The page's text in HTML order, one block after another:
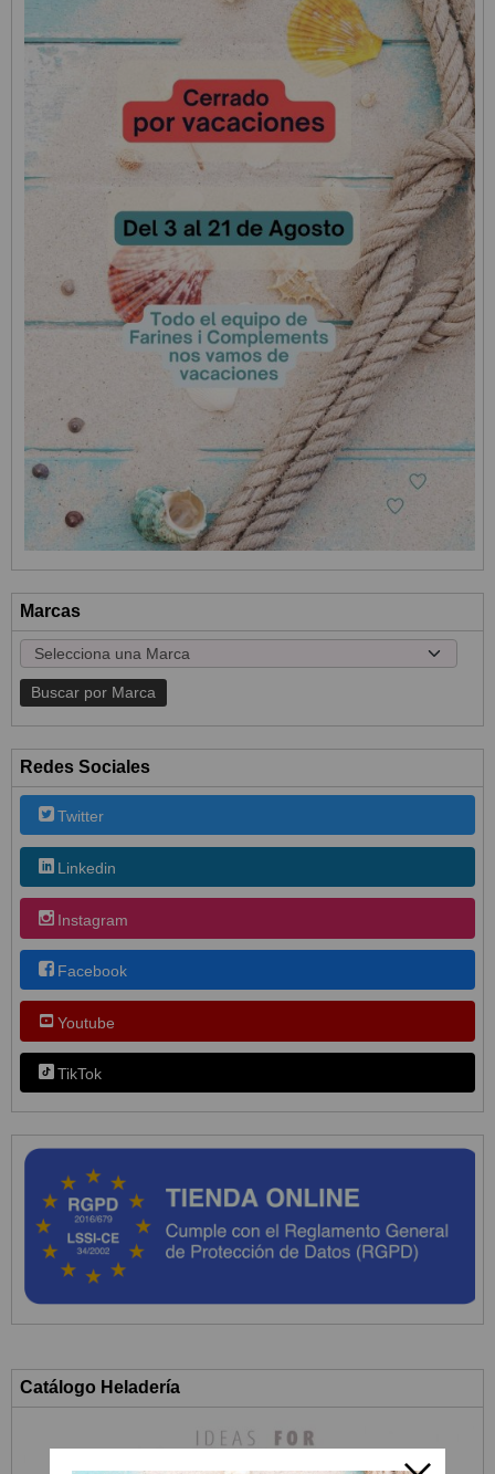
Marcas
Redes Sociales
Twitter
Linkedin
Instagram
Facebook
Youtube
TikTok
Catálogo Heladería